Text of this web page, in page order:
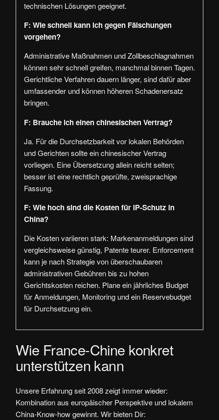
technischen Lösungen geeignet.
F: Wie schnell kann ich gegen Fälschungen
vorgehen?
Administrative Maßnahmen und Zollbeschlagnahmen
können sehr schnell greifen, manchmal binnen Tagen.
Gerichtliche Verfahren dauern länger, sind dafür aber
umfassender und können höheren Schadenersatz
bringen.
F: Brauche ich einen chinesischen Vertrag?
Ja. Für die Durchsetzbarkeit vor lokalen Behörden
und Gerichten sollte ein chinesischer Vertrag
vorliegen. Eine Übersetzung allein reicht selten;
besser ist eine rechtlich geprüfte, zweisprachige
Fassung.
F: Wie hoch sind die Kosten für IP-Schutz in
China?
Die Kosten variieren stark: Markenanmeldungen sind
vergleichsweise günstig, Patente teurer. Enforcement
kann je nach Strategie von überschaubaren
administrativen Gebühren bis zu hohen
Gerichtskosten reichen. Plane ein jährliches Budget
für Anmeldungen, Monitoring und ein Reservebudget
für Durchsetzung ein.
Wie France-Chine konkret
unterstützen kann
Unsere Erfahrung seit 2008 zeigt immer wieder:
Kombination aus europäischer Perspektive und lokalem
China-Know-how gewinnt. Wir bieten Dir: